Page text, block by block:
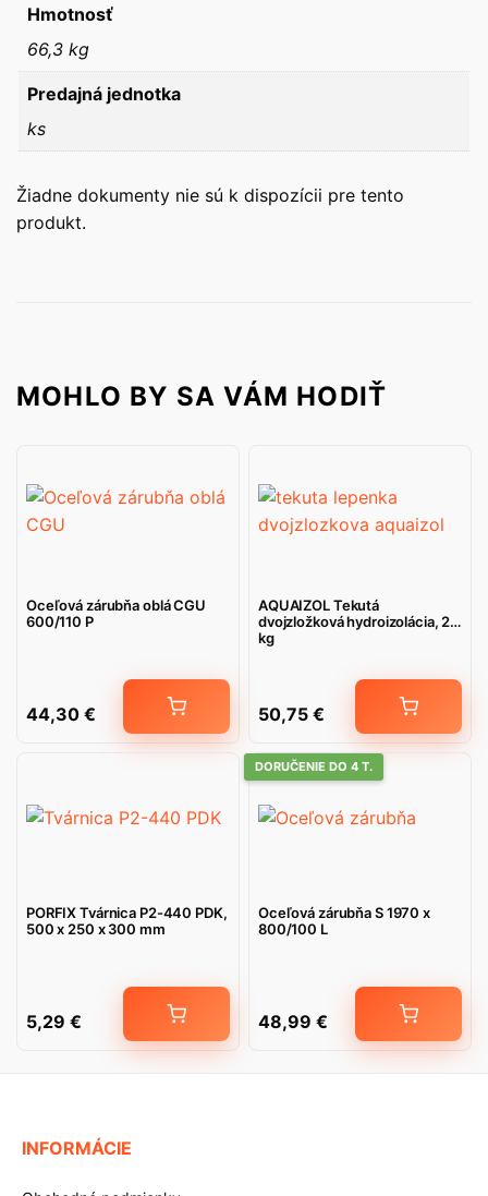
Hmotnosť
66,3 kg
Predajná jednotka
ks
Žiadne dokumenty nie sú k dispozícii pre tento
produkt.
MOHLO BY SA VÁM HODIŤ
Oceľová zárubňa oblá CGU
600/110 P
44,30 €
AQUAIZOL Tekutá
dvojzložková hydroizolácia, 20
kg
50,75 €
PORFIX Tvárnica P2-440 PDK,
500 x 250 x 300 mm
5,29 €
DORUČENIE DO 4 T.
Oceľová zárubňa S 1970 x
800/100 L
48,99 €
INFORMÁCIE